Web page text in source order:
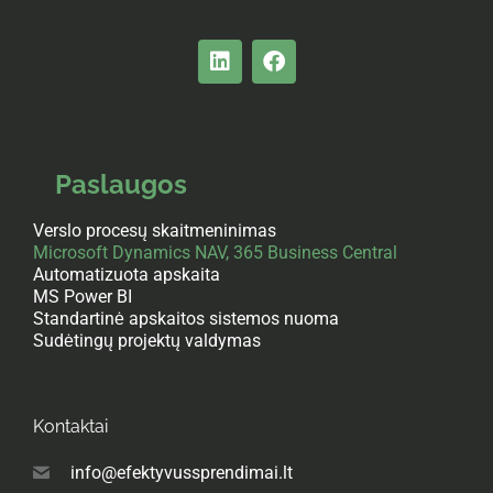
Paslaugos
Verslo procesų skaitmeninimas
Microsoft Dynamics NAV, 365 Business Central
Automatizuota apskaita
MS Power BI
Standartinė apskaitos sistemos nuoma
Sudėtingų projektų valdymas
Kontaktai
info@efektyvussprendimai.lt